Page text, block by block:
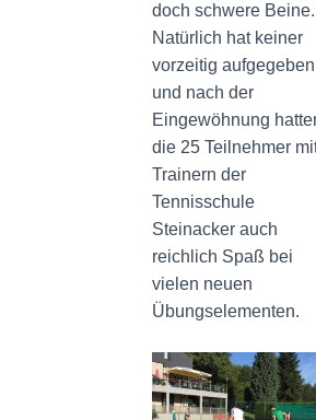
doch schwere Beine.
Natürlich hat keiner
vorzeitig aufgegeben
und nach der
Eingewöhnung
die 25 Teilnehmer
Trainern der
Tennisschule
Steinacker auch
reichlich Spaß bei
vielen neuen
Übungselementen.